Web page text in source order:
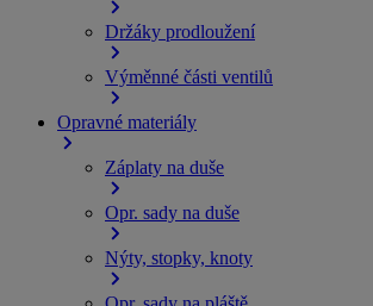
Držáky prodloužení
Výměnné části ventilů
Opravné materiály
Záplaty na duše
Opr. sady na duše
Nýty, stopky, knoty